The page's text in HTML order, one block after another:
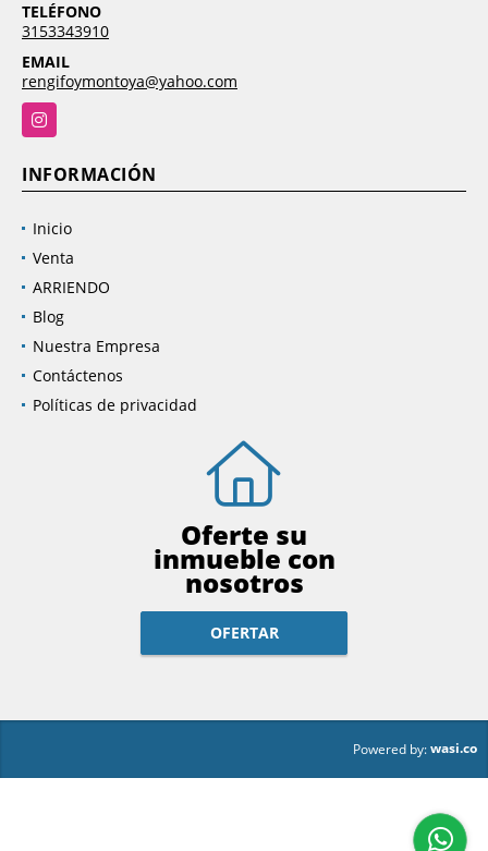
TELÉFONO
3153343910
EMAIL
rengifoymontoya@yahoo.com
Instagram
INFORMACIÓN
Inicio
Venta
ARRIENDO
Blog
Nuestra Empresa
Contáctenos
Políticas de privacidad
Oferte su
inmueble con
nosotros
OFERTAR
Powered by:wasi.co